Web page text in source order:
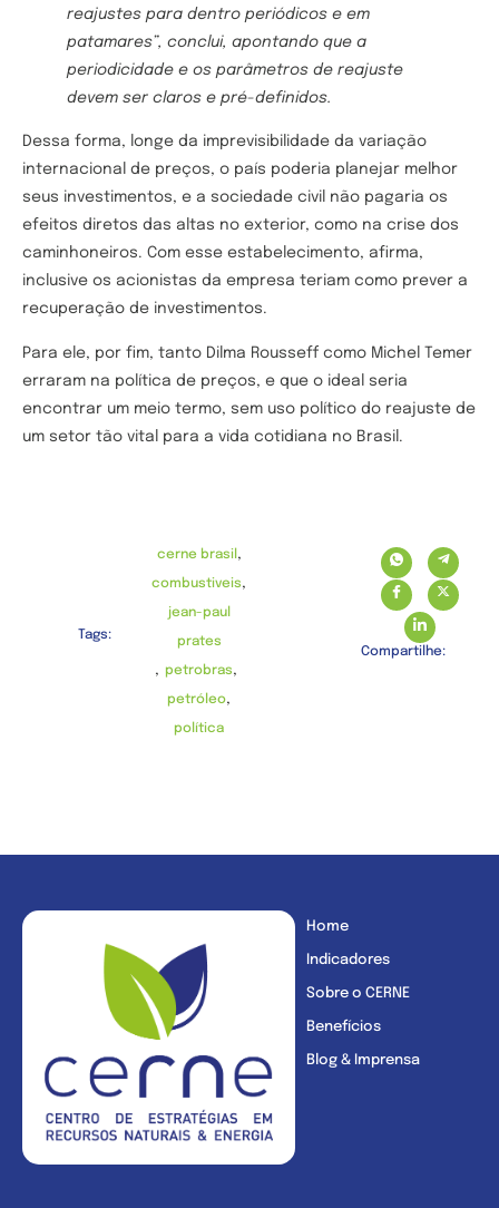
reajustes para dentro periódicos e em
patamares”, conclui, apontando que a
periodicidade e os parâmetros de reajuste
devem ser claros e pré-definidos.
Dessa forma, longe da imprevisibilidade da variação
internacional de preços, o país poderia planejar melhor
seus investimentos, e a sociedade civil não pagaria os
efeitos diretos das altas no exterior, como na crise dos
caminhoneiros. Com esse estabelecimento, afirma,
inclusive os acionistas da empresa teriam como prever a
recuperação de investimentos.
Para ele, por fim, tanto Dilma Rousseff como Michel Temer
erraram na política de preços, e que o ideal seria
encontrar um meio termo, sem uso político do reajuste de
um setor tão vital para a vida cotidiana no Brasil.
Tags:
cerne brasil ,
combustiveis,
jean-paul
prates
, petrobras,
petróleo,
política
Compartilhe:
Home
Indicadores
Sobre o CERNE
Benefícios
Blog & Imprensa